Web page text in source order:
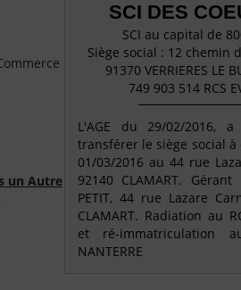
un Autre
SCI DES
SCI au capital de
Siège social : 12 chemin
91370 VERRIERES LE
749 903 514 RCS
L'AGE du 29/02/2016,
transférer le siège social
01/03/2016 au 44 rue
92140 CLAMART.
PETIT, 44 rue Lazare
CLAMART. Radiation au
et ré-immatriculation
NANTERRE